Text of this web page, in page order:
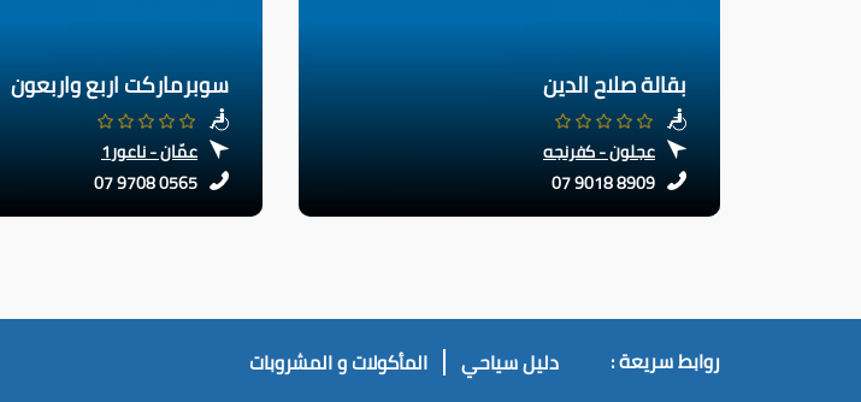
بقالة صلاح الدين
عجلون - كفرنجه
07 9018 8909
سوبرماركت اربع واربعون
عمّان - ناعور1
07 9708 0565
روابط سريعة : دليل سياحي المأكولات و المشروبات